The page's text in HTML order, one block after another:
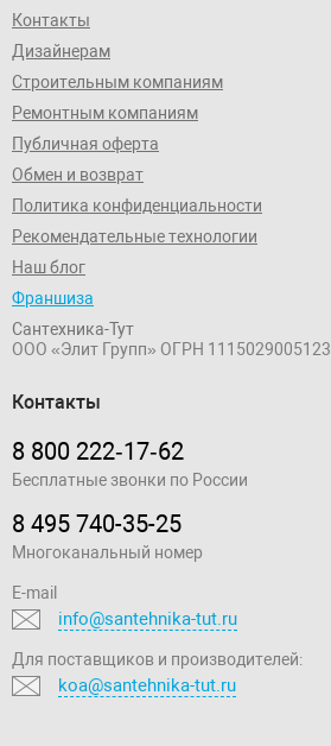
Контакты
Дизайнерам
Строительным компаниям
Ремонтным компаниям
Публичная оферта
Обмен и возврат
Политика конфиденциальности
Рекомендательные технологии
Наш блог
Франшиза
Сантехника-Тут
ООО «Элит Групп» ОГРН 1115029005123
Контакты
8 800 222‑17‑62
Бесплатные звонки по России
8 495 740-35-25
Многоканальный номер
E-mail
info@santehnika-tut.ru
Для поставщиков и производителей:
koa@santehnika-tut.ru